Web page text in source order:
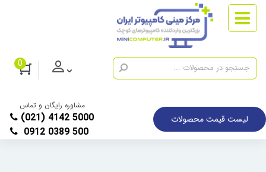
0
لیست قیمت محصولات
مشاوره رایگان و تماس
(021) 4142 5000
0912 0389 500